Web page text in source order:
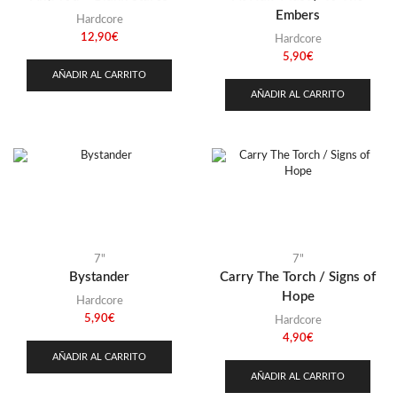
Hardcore
12,90€
AÑADIR AL CARRITO
Embers
Hardcore
5,90€
AÑADIR AL CARRITO
7"
Bystander
Hardcore
5,90€
AÑADIR AL CARRITO
7"
Carry The Torch / Signs of
Hope
Hardcore
4,90€
AÑADIR AL CARRITO